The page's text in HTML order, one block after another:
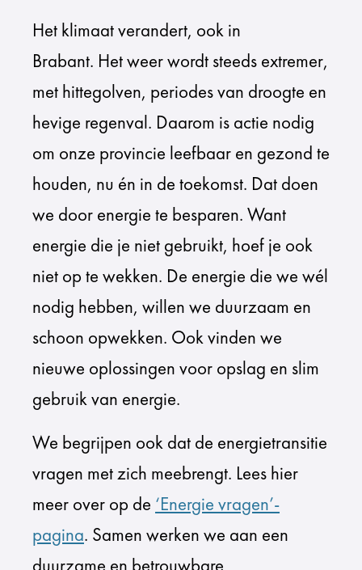
Het klimaat verandert, ook in
Brabant. Het weer wordt steeds extremer,
met hittegolven, periodes van droogte en
hevige regenval. Daarom is actie nodig
om onze provincie leefbaar en gezond te
houden, nu én in de toekomst. Dat doen
we door energie te besparen. Want
energie die je niet gebruikt, hoef je ook
niet op te wekken. De energie die we wél
nodig hebben, willen we duurzaam en
schoon opwekken. Ook vinden we
nieuwe oplossingen voor opslag en slim
gebruik van energie.
We begrijpen ook dat de energietransitie
vragen met zich meebrengt. Lees hier
meer over op de ‘Energie vragen’-
pagina. Samen werken we aan een
duurzame en betrouwbare